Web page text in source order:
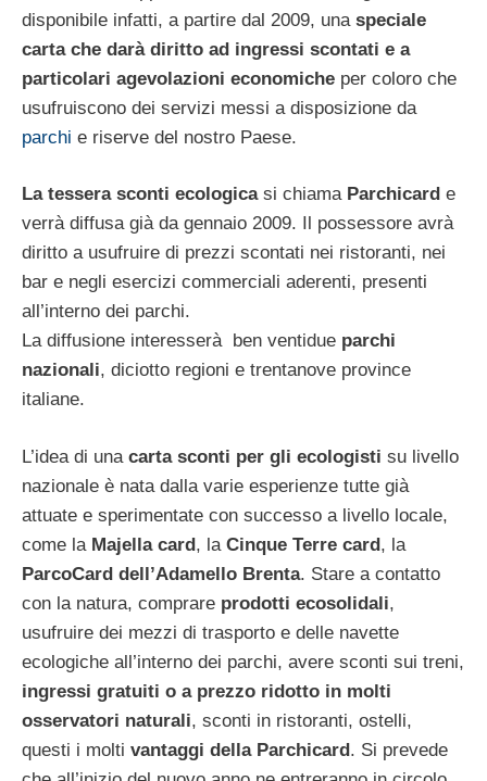
disponibile infatti, a partire dal 2009, una speciale
carta che darà diritto ad ingressi scontati e a
particolari agevolazioni economiche per coloro che
usufruiscono dei servizi messi a disposizione da
parchi e riserve del nostro Paese.
La tessera sconti ecologicasi chiama Parchicard e
verrà diffusa già da gennaio 2009. Il possessore avrà
diritto a usufruire di prezzi scontati nei ristoranti, nei
bar e negli esercizi commerciali aderenti, presenti
all’interno dei parchi.
La diffusione interesserà ben ventidue parchi
nazionali, diciotto regioni e trentanove province
italiane.
L’idea di una carta sconti per gli ecologisti su livello
nazionale è nata dalla varie esperienze tutte già
attuate e sperimentate con successo a livello locale,
come la Majella card, la Cinque Terre card, la
ParcoCard dell’Adamello Brenta. Stare a contatto
con la natura, comprare prodotti ecosolidali,
usufruire dei mezzi di trasporto e delle navette
ecologiche all’interno dei parchi, avere sconti sui treni,
ingressi gratuiti o a prezzo ridotto in molti
osservatori naturali, sconti in ristoranti, ostelli,
questi i molti vantaggi della Parchicard. Si prevede